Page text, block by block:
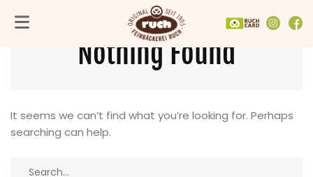
FACH­GESCHÄFTE
Alle Fachgeschäfte
In der Umgebung
Kassel
Northeim
VEGANE PRODUKTE
TORTENGENERATOR
UNTERNEHMEN
Feinbäckerei Ruch
RuchCard
Gemeinsam Gutes tun
Nothing Found
It seems we can’t find what you’re looking for. Perhaps
searching can help.
SEARCH